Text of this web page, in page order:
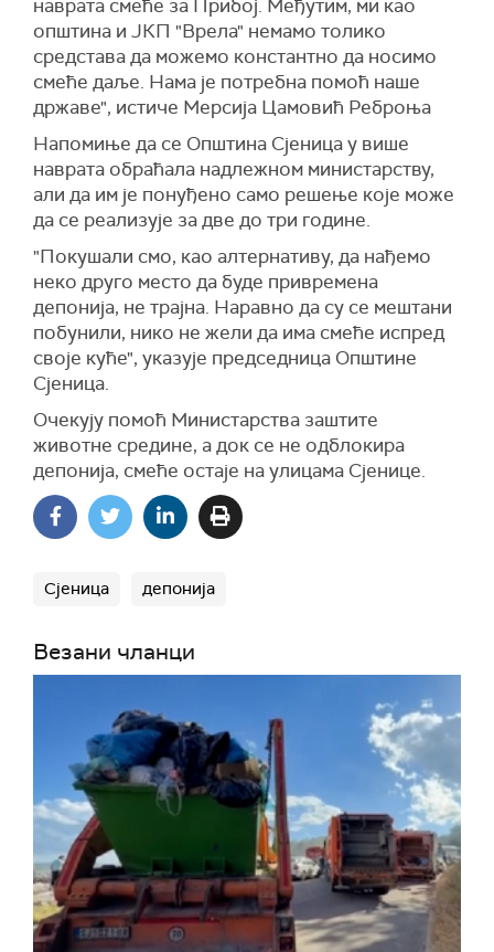
наврата смеће за Прибој. Међутим, ми као
општина и ЈКП "Врела" немамо толико
средстава да можемо константно да носимо
смеће даље. Нама је потребна помоћ наше
државе", истиче Мерсија Цамовић Реброња
Напомиње да се Општина Сјеница у више
наврата обраћала надлежном министарству,
али да им је понуђено само решење које може
да се реализује за две до три године.
"Покушали смо, као алтернативу, да нађемо
неко друго место да буде привремена
депонија, не трајна. Наравно да су се мештани
побунили, нико не жели да има смеће испред
своје куће", указује председница Општине
Сјеница.
Очекују помоћ Министарства заштите
животне средине, а док се не одблокира
депонија, смеће остаје на улицама Сјенице.
Сјеница депонија
Везани чланци